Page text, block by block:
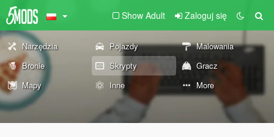
Show Adult Zaloguj się
Narzędzia Pojazdy
Malowania
Bronie
Skrypty
Gracz
Mapy
Inne More